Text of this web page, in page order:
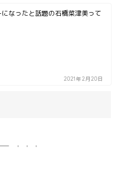
なったと話題の石橋菜津美って
2021年2月20日